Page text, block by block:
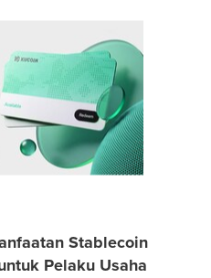
Stablecoin
Pelaku Usaha